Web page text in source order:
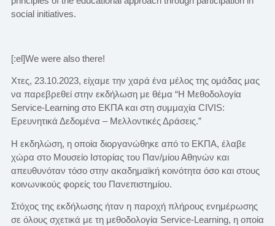
social initiatives.
[:el]We were also there!
Xτες, 23.10.2023, είχαμε την χαρά ένα μέλος της ομάδας μας
να παρεβρεθεί στην εκδήλωση με θέμα “Η Μεθοδολογία
Service-Learning στο ΕΚΠΑ και στη συμμαχία CIVIS:
Ερευνητικά Δεδομένα – Μελλοντικές Δράσεις.”
Η εκδηλώση, η οποία διοργανώθηκε από το ΕΚΠΑ, έλαβε
χώρα στο Μουσείο Ιστορίας του Παν/μίου Αθηνών και
απευθυνόταν τόσο στην ακαδημαϊκή κοινότητα όσο και στους
κοινωνικούς φορείς του Πανεπιστημίου.
Στόχος της εκδήλωσης ήταν η παροχή πλήρους ενημέρωσης
σε όλους σχετικά με τη μεθοδολογία Service-Learning, η οποία